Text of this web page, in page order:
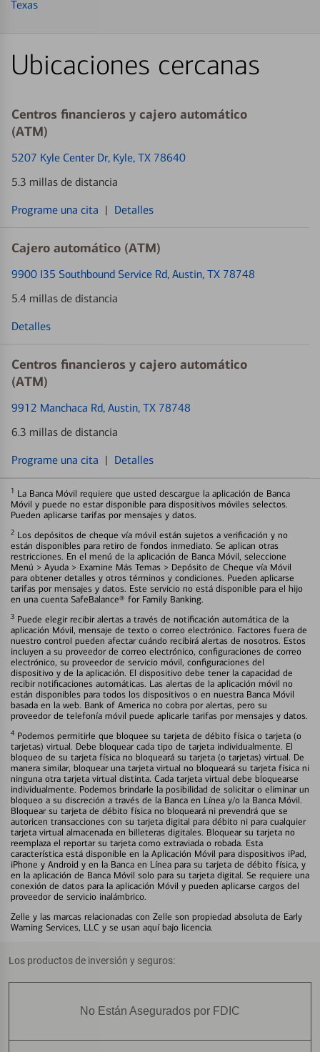
Texas
Ubicaciones cercanas
Centros financieros y cajero automático
(ATM)
5207 Kyle Center Dr, Kyle, TX 78640
5.3 millas de distancia
Programe una cita | Detalles
Cajero automático (ATM)
9900 I35 Southbound Service Rd, Austin, TX 78748
5.4 millas de distancia
Detalles
Centros financieros y cajero automático
(ATM)
9912 Manchaca Rd, Austin, TX 78748
6.3 millas de distancia
Programe una cita | Detalles
1 La Banca Móvil requiere que usted descargue la aplicación de Banca
Móvil y puede no estar disponible para dispositivos móviles selectos.
Pueden aplicarse tarifas por mensajes y datos.
2 Los depósitos de cheque vía móvil están sujetos a verificación y no
están disponibles para retiro de fondos inmediato. Se aplican otras
restricciones. En el menú de la aplicación de Banca Móvil, seleccione
Menú > Ayuda > Examine Más Temas > Depósito de Cheque vía Móvil
para obtener detalles y otros términos y condiciones. Pueden aplicarse
tarifas por mensajes y datos. Este servicio no está disponible para el hijo
en una cuenta SafeBalance® for Family Banking.
3 Puede elegir recibir alertas a través de notificación automática de la
aplicación Móvil, mensaje de texto o correo electrónico. Factores fuera de
nuestro control pueden afectar cuándo recibirá alertas de nosotros. Estos
incluyen a su proveedor de correo electrónico, configuraciones de correo
electrónico, su proveedor de servicio móvil, configuraciones del
dispositivo y de la aplicación. El dispositivo debe tener la capacidad de
recibir notificaciones automáticas. Las alertas de la aplicación móvil no
están disponibles para todos los dispositivos o en nuestra Banca Móvil
basada en la web. Bank of America no cobra por alertas, pero su
proveedor de telefonía móvil puede aplicarle tarifas por mensajes y datos.
4 Podemos permitirle que bloquee su tarjeta de débito física o tarjeta (o
tarjetas) virtual. Debe bloquear cada tipo de tarjeta individualmente. El
bloqueo de su tarjeta física no bloqueará su tarjeta (o tarjetas) virtual. De
manera similar, bloquear una tarjeta virtual no bloqueará su tarjeta física ni
ninguna otra tarjeta virtual distinta. Cada tarjeta virtual debe bloquearse
individualmente. Podemos brindarle la posibilidad de solicitar o eliminar un
bloqueo a su discreción a través de la Banca en Línea y/o la Banca Móvil.
Bloquear su tarjeta de débito física no bloqueará ni prevendrá que se
autoricen transacciones con su tarjeta digital para débito ni para cualquier
tarjeta virtual almacenada en billeteras digitales. Bloquear su tarjeta no
reemplaza el reportar su tarjeta como extraviada o robada. Esta
característica está disponible en la Aplicación Móvil para dispositivos iPad,
iPhone y Android y en la Banca en Línea para su tarjeta de débito física, y
en la aplicación de Banca Móvil solo para su tarjeta digital. Se requiere una
conexión de datos para la aplicación Móvil y pueden aplicarse cargos del
proveedor de servicio inalámbrico.
Zelle y las marcas relacionadas con Zelle son propiedad absoluta de Early
Warning Services, LLC y se usan aquí bajo licencia.
Los productos de inversión y seguros:
No Están Asegurados por FDIC